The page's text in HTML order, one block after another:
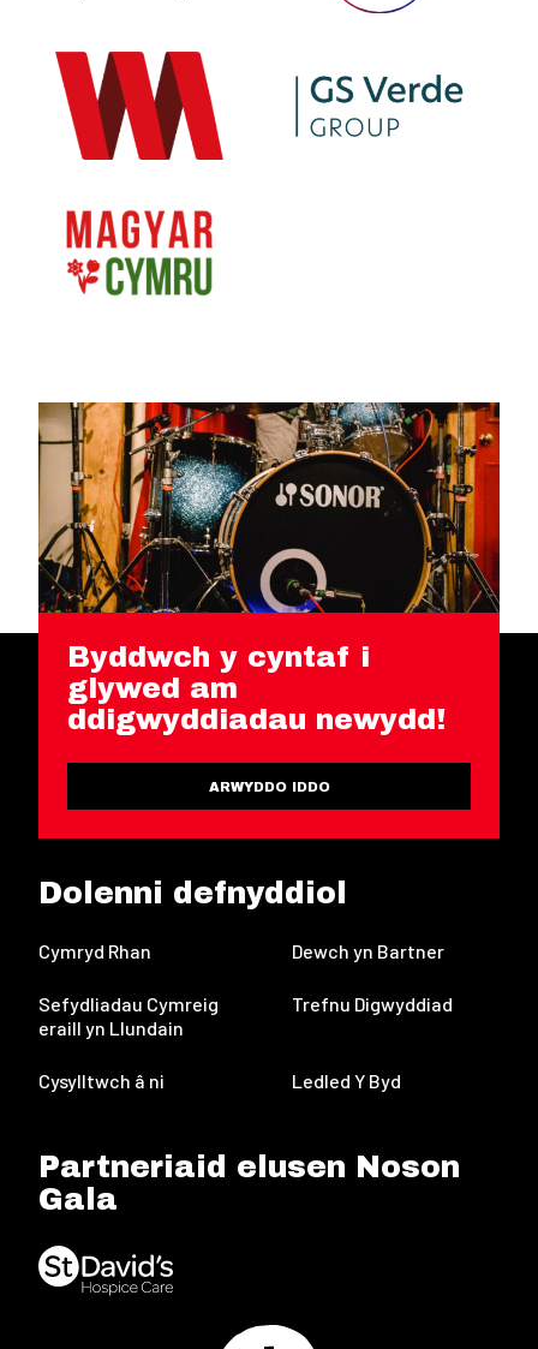
Byddwch y cyntaf i
glywed am
ddigwyddiadau newydd!
ARWYDDO IDDO
Dolenni defnyddiol
Cymryd Rhan Dewch yn Bartner
Sefydliadau Cymreig
eraill yn Llundain
Trefnu Digwyddiad
Cysylltwch â ni Ledled Y Byd
Partneriaid elusen Noson
Gala